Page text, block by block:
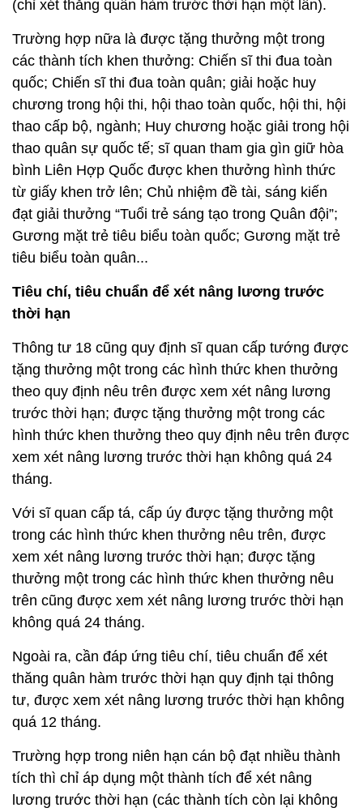
(chỉ xét thăng quân hàm trước thời hạn một lần).
Trường hợp nữa là được tặng thưởng một trong
các thành tích khen thưởng: Chiến sĩ thi đua toàn
quốc; Chiến sĩ thi đua toàn quân; giải hoặc huy
chương trong hội thi, hội thao toàn quốc, hội thi, hội
thao cấp bộ, ngành; Huy chương hoặc giải trong hội
thao quân sự quốc tế; sĩ quan tham gia gìn giữ hòa
bình Liên Hợp Quốc được khen thưởng hình thức
từ giấy khen trở lên; Chủ nhiệm đề tài, sáng kiến
đạt giải thưởng “Tuổi trẻ sáng tạo trong Quân đội”;
Gương mặt trẻ tiêu biểu toàn quốc; Gương mặt trẻ
tiêu biểu toàn quân...
Tiêu chí, tiêu chuẩn để xét nâng lương trước
thời hạn
Thông tư 18 cũng quy định sĩ quan cấp tướng được
tặng thưởng một trong các hình thức khen thưởng
theo quy định nêu trên được xem xét nâng lương
trước thời hạn; được tặng thưởng một trong các
hình thức khen thưởng theo quy định nêu trên được
xem xét nâng lương trước thời hạn không quá 24
tháng.
Với sĩ quan cấp tá, cấp úy được tặng thưởng một
trong các hình thức khen thưởng nêu trên, được
xem xét nâng lương trước thời hạn; được tặng
thưởng một trong các hình thức khen thưởng nêu
trên cũng được xem xét nâng lương trước thời hạn
không quá 24 tháng.
Ngoài ra, cần đáp ứng tiêu chí, tiêu chuẩn để xét
thăng quân hàm trước thời hạn quy định tại thông
tư, được xem xét nâng lương trước thời hạn không
quá 12 tháng.
Trường hợp trong niên hạn cán bộ đạt nhiều thành
tích thì chỉ áp dụng một thành tích để xét nâng
lương trước thời hạn (các thành tích còn lại không